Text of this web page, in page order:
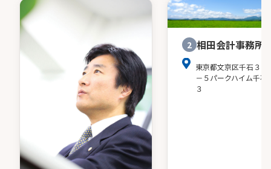
2 相田会計事務所
東京都文京区千石３－
－５パークハイム千石
３